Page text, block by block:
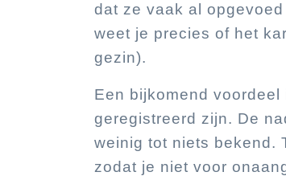
dat ze vaak al
weet je precies of het
gezin).
Een bijkomend
geregistreerd zijn. De
weinig tot niets bekend.
zodat je niet voor